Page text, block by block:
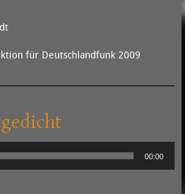
für Deutschlandfunk 2009
00:00